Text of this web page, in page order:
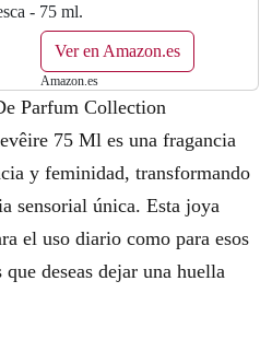
- 75 ml.
Ver en Amazon.es
Amazon.es
Parfum Collection
75 Ml es una fragancia
y feminidad, transformando
sensorial única. Esta joya
el uso diario como para esos
deseas dejar una huella